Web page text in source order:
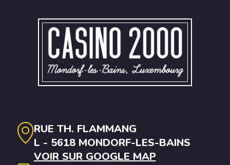
RUE TH. FLAMMANG
L - 5618 MONDORF-LES-BAINS
VOIR SUR GOOGLE MAP